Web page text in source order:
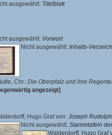
ausgewählt: Titelblatt
ausgewählt: Vorwort
Nicht ausgewählt: Inhalts-
Chr.: Die Oberpfalz und ihre
angezeigt]
Hugo Graf von: Joseph
Nicht ausgewählt: Stammtafeln
Walderdorff, Hugo Graf